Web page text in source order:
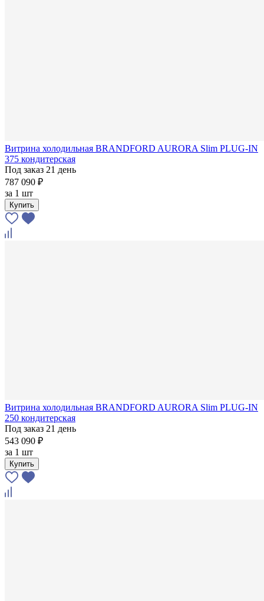
Витрина холодильная BRANDFORD AURORA Slim PLUG-IN
375 кондитерская
Под заказ 21 день
787 090 ₽
за 1 шт
Купить
Витрина холодильная BRANDFORD AURORA Slim PLUG-IN
250 кондитерская
Под заказ 21 день
543 090 ₽
за 1 шт
Купить